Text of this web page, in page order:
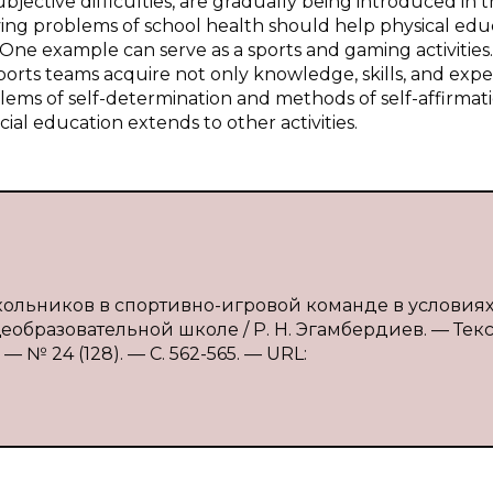
problems of school health should help physical
example can serve as a sports and gaming
teams acquire not only knowledge, skills, and
of self-determination and methods of self-
education extends to other activities.
в спортивно-игровой команде в условиях
школе / Р. Н. Эгамбердиев. —
№ 24 (128). — С. 562-565. — URL: